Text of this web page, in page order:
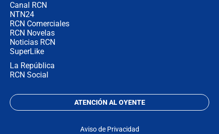
Canal RCN
NTN24
RCN Comerciales
RCN Novelas
Noticias RCN
SuperLike
La República
RCN Social
ATENCIÓN AL OYENTE
Aviso de Privacidad